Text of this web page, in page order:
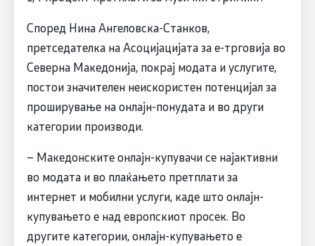
Според Нина Ангеловска-Станков,
претседателка на Асоцијацијата за е-трговија во
Северна Македонија, покрај модата и услугите,
постои значителен неискористен потенцијал за
проширување на онлајн-понудата и во други
категории производи.
– Македонските онлајн-купувачи се најактивни
во модата и во плаќањето претплати за
интернет и мобилни услуги, каде што онлајн-
купувањето е над европскиот просек. Во
другите категории, онлајн-купувањето е